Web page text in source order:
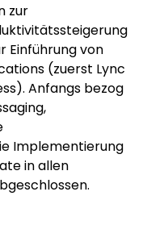
zur
Einführung von
(zuerst Lync
Anfangs bezog
Implementierung
in allen